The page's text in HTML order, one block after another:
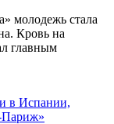
молодежь стала
Кровь на
главным
в Испании,
Париж»